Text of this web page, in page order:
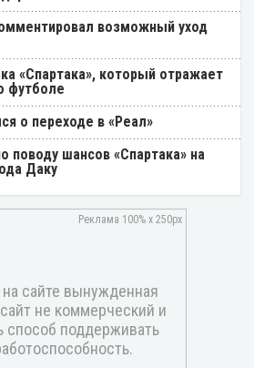
возможный уход
«Спартака», который отражает
футболе
о переходе в «Реал»
поводу шансов «Спартака» на
Даку